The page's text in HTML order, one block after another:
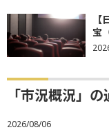
宝
「市況概況」
2026/08/06